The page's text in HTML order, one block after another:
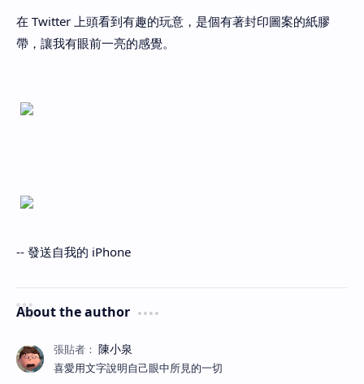
在 Twitter 上頭看到有趣的玩意，是個有著封印圖案的紙膠
帶，讓我有眼前一亮的感覺。
-- 發送自我的 iPhone
About the author
喜愛用文字說明自己眼中所見的一切